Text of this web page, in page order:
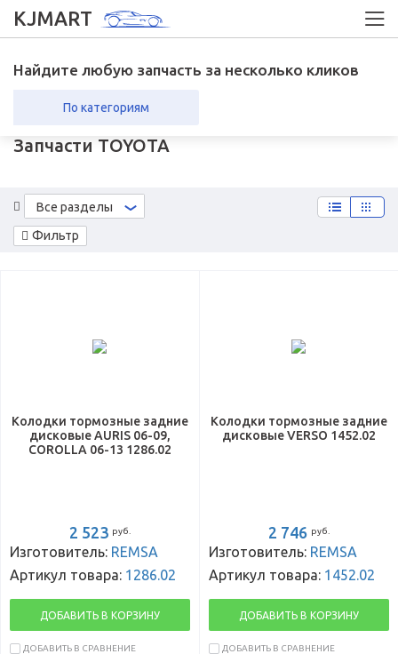
KJMART
Найдите любую запчасть за несколько кликов
По категориям
Запчасти TOYOTA
Фильтр
Все разделы
Колодки тормозные задние
дисковые AURIS 06-09,
COROLLA 06-13 1286.02
2 523 руб.
Изготовитель: REMSA
Артикул товара: 1286.02
ДОБАВИТЬ В КОРЗИНУ
ДОБАВИТЬ В СРАВНЕНИЕ
Колодки тормозные задние
дисковые VERSO 1452.02
2 746 руб.
Изготовитель: REMSA
Артикул товара: 1452.02
ДОБАВИТЬ В КОРЗИНУ
ДОБАВИТЬ В СРАВНЕНИЕ